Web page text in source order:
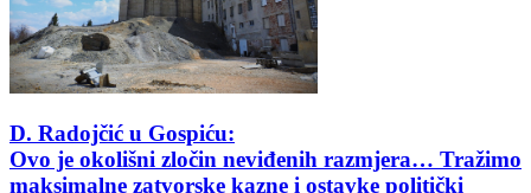
D. Radojčić u Gospiću:
Ovo je okolišni zločin neviđenih razmjera… Tražimo
maksimalne zatvorske kazne i ostavke politički